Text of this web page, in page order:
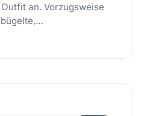
an. Vorzugsweise